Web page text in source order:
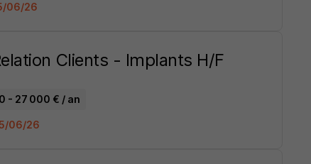
06/26
Clients - Implants H/F
- 27 000 € / an
06/26